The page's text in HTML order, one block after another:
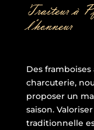
Traiteur à
l’honneur
Des
charcuterie,
proposer un
saison.
traditionnelle